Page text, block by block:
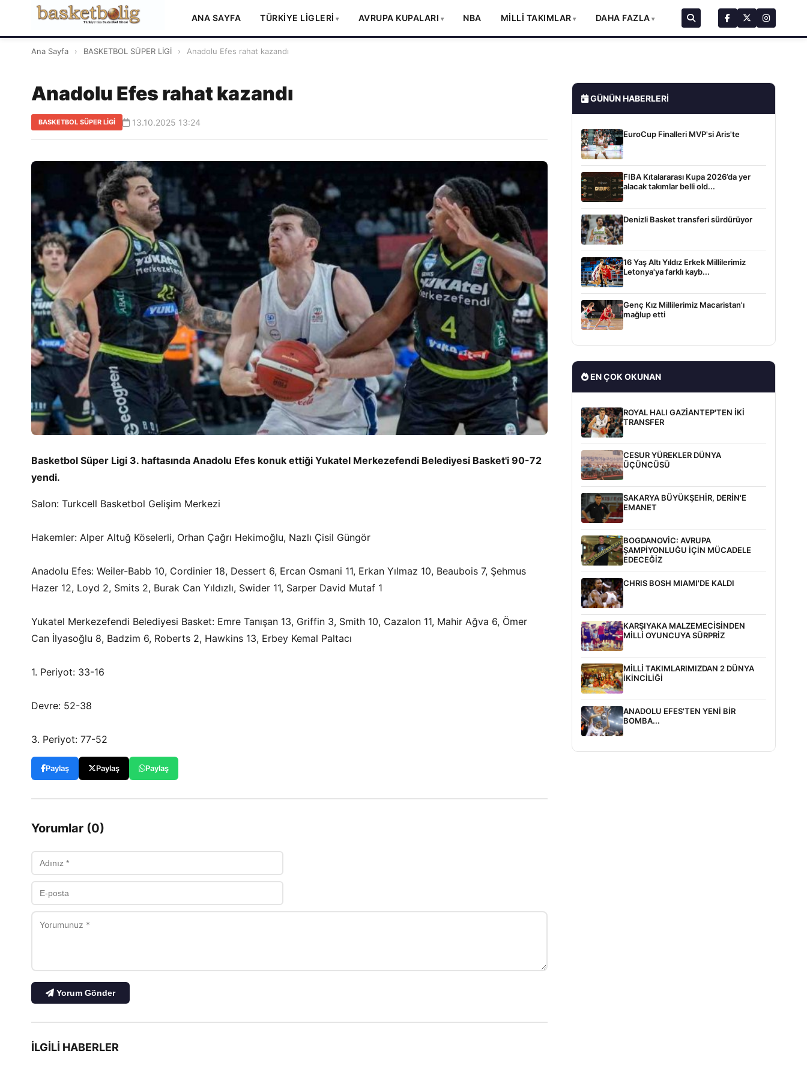
ANA SAYFA TÜRKİYE LİGLERİ AVRUPA KUPALARI NBA MİLLİ TAKIMLAR DAHA FAZLA
Ana Sayfa › BASKETBOL SÜPER LİGİ › Anadolu Efes rahat kazandı
Anadolu Efes rahat kazandı
BASKETBOL SÜPER LİGİ 13.10.2025 13:24
Basketbol Süper Ligi 3. haftasında Anadolu Efes konuk ettiği Yukatel Merkezefendi Belediyesi Basket'i 90-72
yendi.
Salon: Turkcell Basketbol Gelişim Merkezi
Hakemler: Alper Altuğ Köselerli, Orhan Çağrı Hekimoğlu, Nazlı Çisil Güngör
Anadolu Efes: Weiler-Babb 10, Cordinier 18, Dessert 6, Ercan Osmani 11, Erkan Yılmaz 10, Beaubois 7, Şehmus
Hazer 12, Loyd 2, Smits 2, Burak Can Yıldızlı, Swider 11, Sarper David Mutaf 1
Yukatel Merkezefendi Belediyesi Basket: Emre Tanışan 13, Griffin 3, Smith 10, Cazalon 11, Mahir Ağva 6, Ömer
Can İlyasoğlu 8, Badzim 6, Roberts 2, Hawkins 13, Erbey Kemal Paltacı
1. Periyot: 33-16
Devre: 52-38
3. Periyot: 77-52
Paylaş Paylaş Paylaş
Yorumlar (0)
Yorum Gönder
İLGILI HABERLER
GÜNÜN HABERLERI
EuroCup Finalleri MVP'si Aris'te
FIBA Kıtalararası Kupa 2026’da yer
alacak takımlar belli old...
Denizli Basket transferi sürdürüyor
16 Yaş Altı Yıldız Erkek Millilerimiz
Letonya'ya farklı kayb...
Genç Kız Millilerimiz Macaristan'ı
mağlup etti
EN ÇOK OKUNAN
ROYAL HALI GAZİANTEP'TEN İKİ
TRANSFER
CESUR YÜREKLER DÜNYA
ÜÇÜNCÜSÜ
SAKARYA BÜYÜKŞEHİR, DERİN'E
EMANET
BOGDANOVİC: AVRUPA
ŞAMPİYONLUĞU İÇİN MÜCADELE
EDECEĞİZ
CHRIS BOSH MIAMI'DE KALDI
KARŞIYAKA MALZEMECİSİNDEN
MİLLİ OYUNCUYA SÜRPRİZ
MİLLİ TAKIMLARIMIZDAN 2 DÜNYA
İKİNCİLİĞİ
ANADOLU EFES'TEN YENİ BİR
BOMBA...